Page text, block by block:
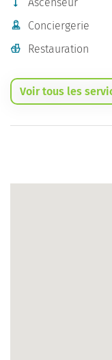
Conciergerie
Restauration
Voir tous les